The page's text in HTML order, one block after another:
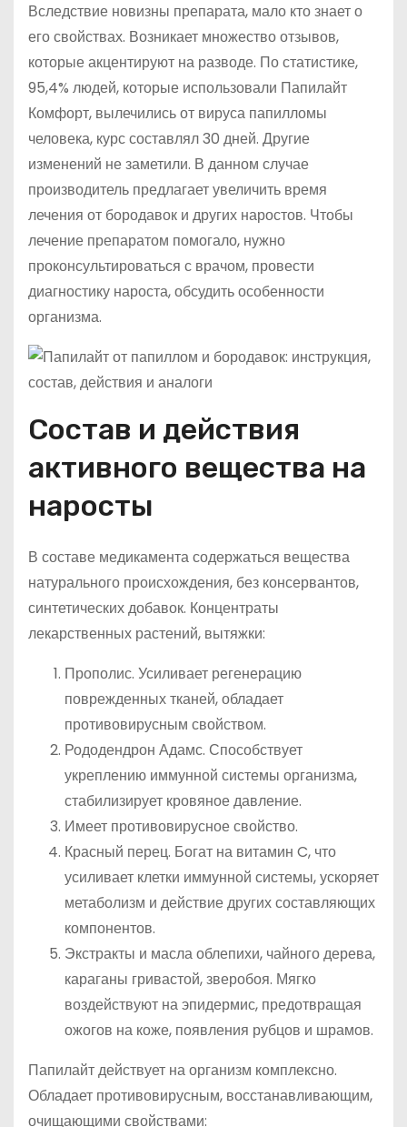
Вследствие новизны препарата, мало кто знает о
его свойствах. Возникает множество отзывов,
которые акцентируют на разводе. По статистике,
95,4% людей, которые использовали Папилайт
Комфорт, вылечились от вируса папилломы
человека, курс составлял 30 дней. Другие
изменений не заметили. В данном случае
производитель предлагает увеличить время
лечения от бородавок и других наростов. Чтобы
лечение препаратом помогало, нужно
проконсультироваться с врачом, провести
диагностику нароста, обсудить особенности
организма.
Состав и действия
активного вещества на
наросты
В составе медикамента содержаться вещества
натурального происхождения, без консервантов,
синтетических добавок. Концентраты
лекарственных растений, вытяжки:
Прополис. Усиливает регенерацию
поврежденных тканей, обладает
противовирусным свойством.
Рододендрон Адамс. Способствует
укреплению иммунной системы организма,
стабилизирует кровяное давление.
Имеет противовирусное свойство.
Красный перец. Богат на витамин C, что
усиливает клетки иммунной системы, ускоряет
метаболизм и действие других составляющих
компонентов.
Экстракты и масла облепихи, чайного дерева,
караганы гривастой, зверобоя. Мягко
воздействуют на эпидермис, предотвращая
ожогов на коже, появления рубцов и шрамов.
Папилайт действует на организм комплексно.
Обладает противовирусным, восстанавливающим,
очищающими свойствами: